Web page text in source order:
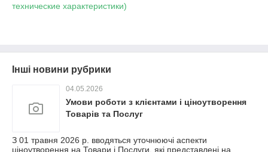
технические характеристики)
Інші новини рубрики
04.05.2026
Умови роботи з клієнтами і ціноутворення
Товарів та Послуг
З 01 травня 2026 р. вводяться уточнюючі аспекти
ціноутворення на Товари і Послуги, які представлені на